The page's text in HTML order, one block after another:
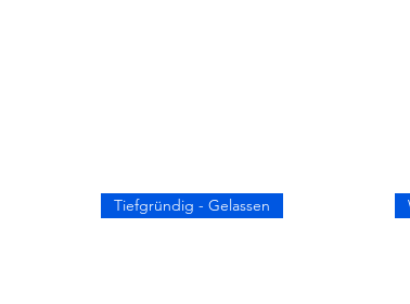
Tiefgründig - Gelassen